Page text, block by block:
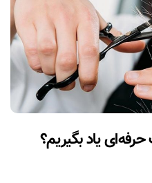
یاد بگیریم؟